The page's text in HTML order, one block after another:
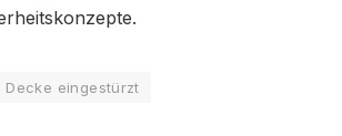
Decke eingestürzt